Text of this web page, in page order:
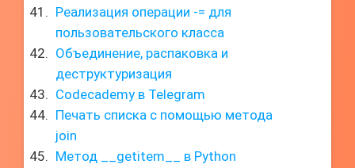
Реализация операции -= для
пользовательского класса
Объединение, распаковка и
деструктуризация
Codecademy в Telegram
Печать списка с помощью метода
join
Метод __getitem__ в Python